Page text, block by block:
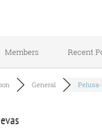
Members Recent
General